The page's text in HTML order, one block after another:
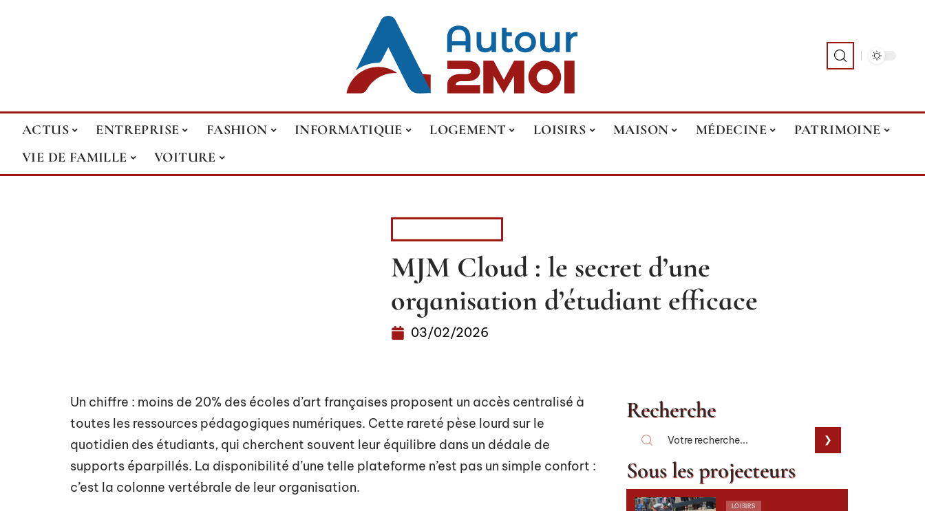
ACTUS ENTREPRISE FASHION INFORMATIQUE LOGEMENT LOISIRS MAISON MÉDECINE
PATRIMOINE
VIE DE FAMILLE
VOITURE
MJM Cloud : le secret d’une
organisation d’étudiant efficace
03/02/2026
Un chiffre : moins de 20% des écoles d’art françaises proposent un accès centralisé à
toutes les ressources pédagogiques numériques. Cette rareté pèse lourd sur le
quotidien des étudiants, qui cherchent souvent leur équilibre dans un dédale de
supports éparpillés. La disponibilité d’une telle plateforme n’est pas un simple confort :
c’est la colonne vertébrale de leur organisation.
Recherche
Sous les projecteurs
LOISIRS